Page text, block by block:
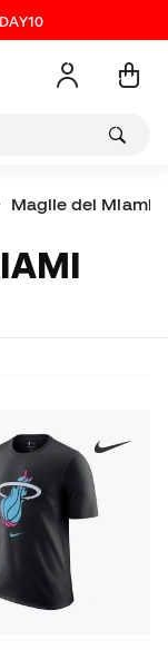
Maglie dei Miami